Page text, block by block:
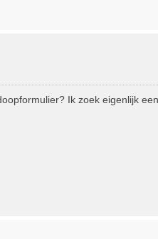
Ik zoek eigenlijk